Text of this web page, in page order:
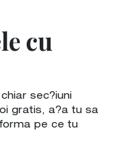
cu
sec?iuni
gratis, a?a tu sa
pe ce tu